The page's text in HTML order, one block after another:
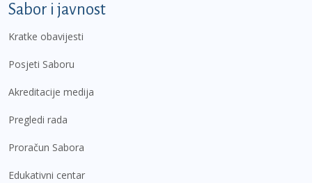
Sabor i javnost
Kratke obavijesti
Posjeti Saboru
Akreditacije medija
Pregledi rada
Proračun Sabora
Edukativni centar